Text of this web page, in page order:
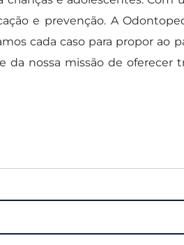
e prevenção. A
cada caso para propor ao
nossa missão de oferecer